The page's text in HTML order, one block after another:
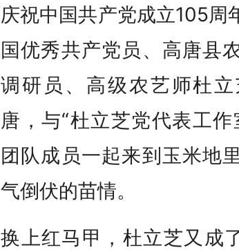
庆祝中国共产党成立105周
国优秀共产党员、高唐县
调研员、高级农艺师杜
唐，与“杜立芝党代表工
团队成员一起来到玉米地
气倒伏的苗情。
换上红马甲，杜立芝又成